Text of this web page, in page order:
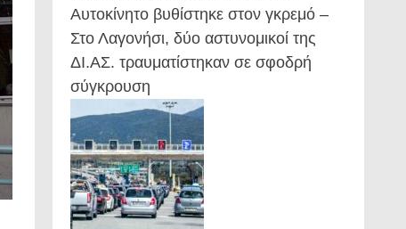
Αυτοκίνητο βυθίστηκε στον γκρεμό –
Στο Λαγονήσι, δύο αστυνομικοί της
ΔΙ.ΑΣ. τραυματίστηκαν σε σφοδρή
σύγκρουση